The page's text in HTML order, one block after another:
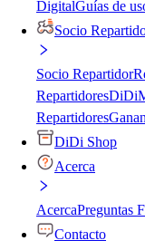
DigitalGuías de
Socio
Socio Repartidor
Repartidores
Repartidores
DiDi Shop
Acerca
AcercaPreguntas
Contacto